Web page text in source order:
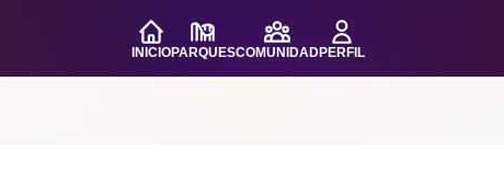
INICIOPARQUESCOMUNIDADPERFIL